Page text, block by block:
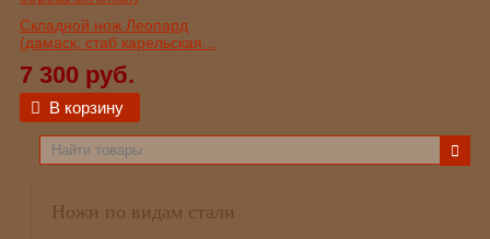
Складной нож Леопард
(дамаск, стаб карельская...
7 300 руб.
В корзину
Ножи по видам стали